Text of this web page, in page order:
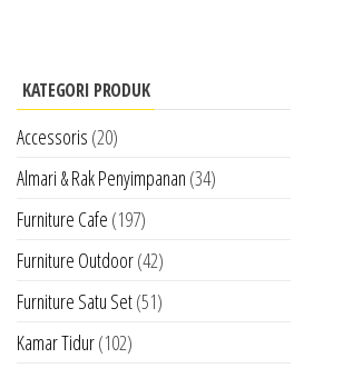
KATEGORI PRODUK
Accessoris (20)
Almari & Rak Penyimpanan (34)
Furniture Cafe (197)
Furniture Outdoor(42)
Furniture Satu Set(51)
Kamar Tidur(102)